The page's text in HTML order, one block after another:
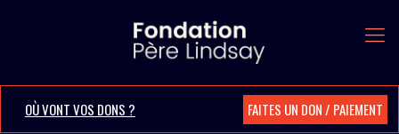
OÙ VONT VOS DONS ? FAITES UN DON / PAIEMENT